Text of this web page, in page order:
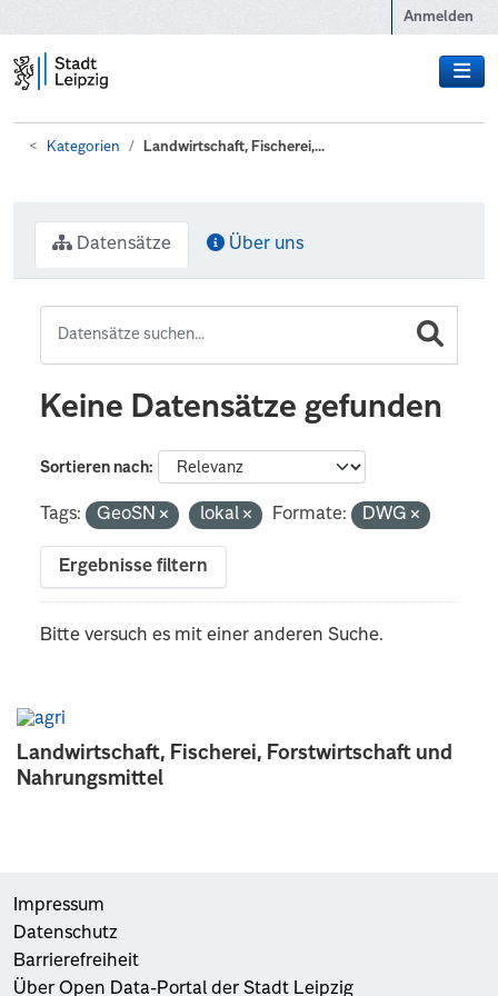
Anmelden
Kategorien Landwirtschaft, Fischerei,...
Landwirtschaft, Fischerei, Forstwirtschaft und
Nahrungsmittel
Datensätze Über uns
Keine Datensätze gefunden
Sortieren nach
Tags: GeoSN lokal Formate: DWG
Ergebnisse filtern
Bitte versuch es mit einer anderen Suche.
Impressum
Datenschutz
Barrierefreiheit
Über Open Data-Portal der Stadt Leipzig